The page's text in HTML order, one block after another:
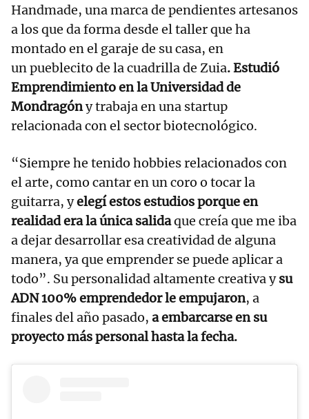
Handmade, una marca de pendientes artesanos
a los que da forma desde el taller que ha
montado en el garaje de su casa, en
un pueblecito de la cuadrilla de Zuia. Estudió
Emprendimiento en la Universidad de
Mondragóny trabaja en una startup
relacionada con el sector biotecnológico.
“Siempre he tenido hobbies relacionados con
el arte, como cantar en un coro o tocar la
guitarra, yelegí estos estudios porque en
realidad era la única salidaque creía que me iba
a dejar desarrollar esa creatividad de alguna
manera, ya que emprender se puede aplicar a
todo”. Su personalidad altamente creativa ysu
ADN 100% emprendedor le empujaron, a
finales del año pasado, a embarcarse en su
proyecto más personal hasta la fecha.